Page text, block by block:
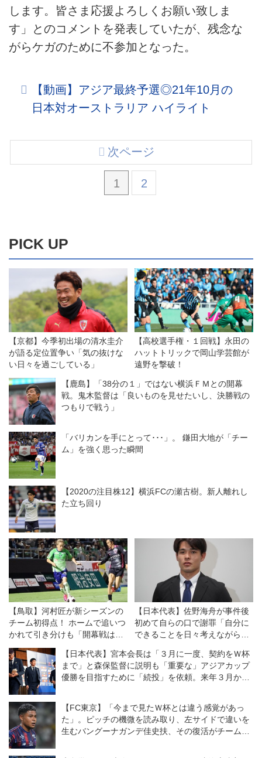
します。皆さま応援よろしくお願い致しま
す」とのコメントを発表していたが、残念な
がらケガのために不参加となった。
【動画】アジア最終予選◎21年10月の
日本対オーストラリア ハイライト
1 2
次ページ
PICK UP
【京都】今季初出場の清水圭介
が語る定位置争い「気の抜けな
い日々を過ごしている」
【高校選手権・１回戦】永田の
ハットトリックで岡山学芸館が
遠野を撃破！
【鹿島】「38分の１」ではない横浜ＦＭとの開幕
戦。鬼木監督は「良いものを見せたいし、決勝戦の
つもりで戦う」
「バリカンを手にとって･･･」。 鎌田大地が「チー
ム」を強く思った瞬間
【2020の注目株12】横浜FCの瀬古樹。新人離れし
た立ち回り
【鳥取】河村匠が新シーズンの
チーム初得点！ ホームで追いつ
かれて引き分けも「開幕戦は38
分の1。一喜一憂している場合
ではない」
【日本代表】佐野海舟が事件後
初めて自らの口で謝罪「自分に
できることを日々考えながらプ
けていきます」
【日本代表】宮本会長は「３月に一度、契約をＷ杯
まで」と森保監督に説明も「重要な」アジアカップ
優勝を目指すために「続投」を依頼。来年３月から
【FC東京】「今まで見たＷ杯とは違う感覚があっ
た」。ピッチの機微を読み取り、左サイドで違いを
生むバングーナガンデ佳史扶、その復活がチームを